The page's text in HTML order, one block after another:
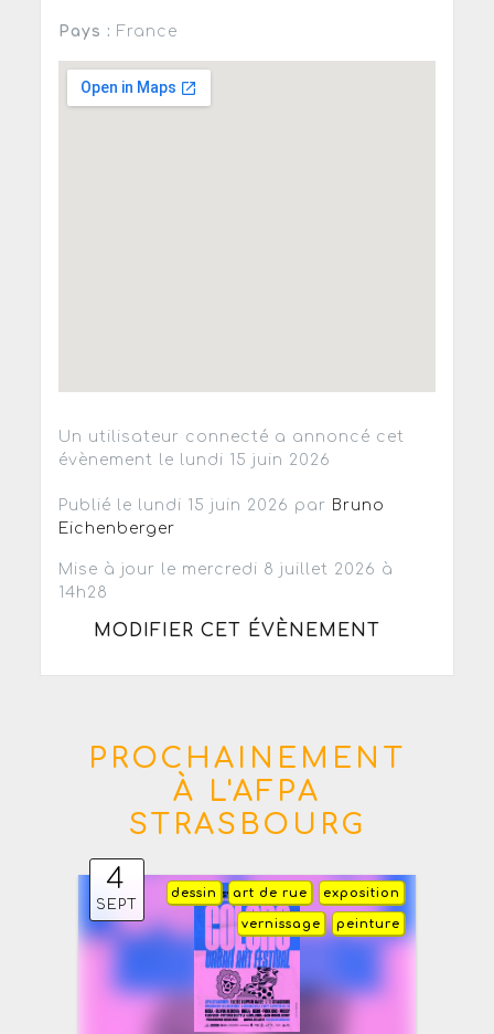
Pays : France
Un utilisateur connecté a annoncé cet
évènement le lundi 15 juin 2026
Publié le lundi 15 juin 2026 par Bruno
Eichenberger
Mise à jour le mercredi 8 juillet 2026 à
14h28
MODIFIER CET ÉVÈNEMENT
PROCHAINEMENT
À L'AFPA
STRASBOURG
4
SEPT
exposition
art de rue
dessin
peinture
vernissage